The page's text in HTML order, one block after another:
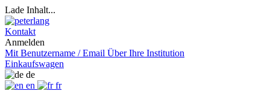
Lade Inhalt...
Kontakt
Anmelden
Mit Benutzername / Email Über Ihre Institution
Einkaufswagen
de
en
fr